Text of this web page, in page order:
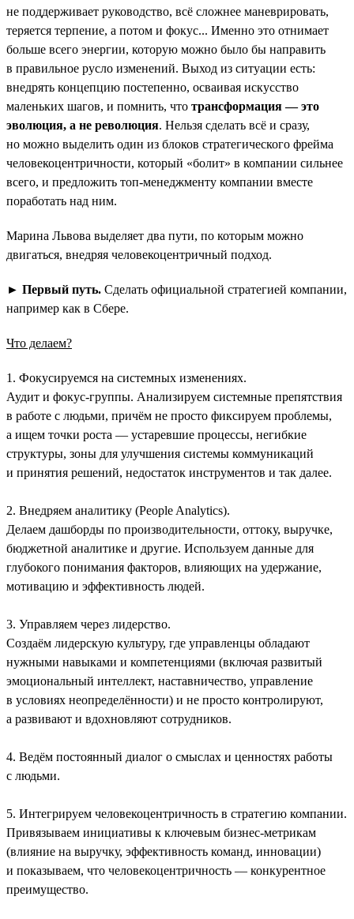
не поддерживает руководство, всё сложнее маневрировать,
теряется терпение, а потом и фокус... Именно это отнимает
больше всего энергии, которую можно было бы направить
в правильное русло изменений. Выход из ситуации есть:
внедрять концепцию постепенно, осваивая искусство
маленьких шагов, и помнить, что трансформация — это
эволюция, а не революция. Нельзя сделать всё и сразу,
но можно выделить один из блоков стратегического фрейма
человекоцентричности, который «болит» в компании сильнее
всего, и предложить топ-менеджменту компании вместе
поработать над ним.
Марина Львова выделяет два пути, по которым можно
двигаться, внедряя человекоцентричный подход.
► Первый путь. Сделать официальной стратегией компании,
например как в Сбере.
Что делаем?
1. Фокусируемся на системных изменениях.
Аудит и фокус-группы. Анализируем системные препятствия
в работе с людьми, причём не просто фиксируем проблемы,
а ищем точки роста — устаревшие процессы, негибкие
структуры, зоны для улучшения системы коммуникаций
и принятия решений, недостаток инструментов и так далее.
2. Внедряем аналитику (People Analytics).
Делаем дашборды по производительности, оттоку, выручке,
бюджетной аналитике и другие. Используем данные для
глубокого понимания факторов, влияющих на удержание,
мотивацию и эффективность людей.
3. Управляем через лидерство.
Создаём лидерскую культуру, где управленцы обладают
нужными навыками и компетенциями (включая развитый
эмоциональный интеллект, наставничество, управление
в условиях неопределённости) и не просто контролируют,
а развивают и вдохновляют сотрудников.
4. Ведём постоянный диалог о смыслах и ценностях работы
с людьми.
5. Интегрируем человекоцентричность в стратегию компании.
Привязываем инициативы к ключевым бизнес-метрикам
(влияние на выручку, эффективность команд, инновации)
и показываем, что человекоцентричность — конкурентное
преимущество.